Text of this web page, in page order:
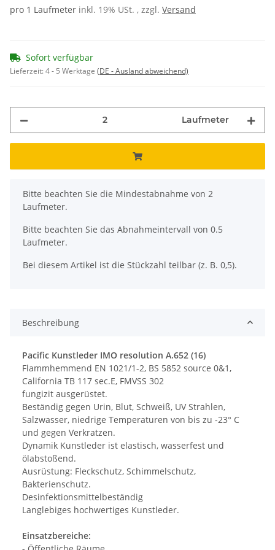
pro 1 Laufmeter inkl. 19% USt. , zzgl. Versand
Sofort verfügbar
Lieferzeit:4 - 5 Werktage (DE - Ausland abweichend)
Laufmeter
x
Bitte beachten Sie die Mindestabnahme von 2
Laufmeter.
Bitte beachten Sie das Abnahmeintervall von 0.5
Laufmeter.
Bei diesem Artikel ist die Stückzahl teilbar (z. B. 0,5).
Beschreibung
Pacific Kunstleder IMO resolution A.652 (16)
Flammhemmend EN 1021/1-2, BS 5852 source 0&1,
California TB 117 sec.E, FMVSS 302
fungizit ausgerüstet.
Beständig gegen Urin, Blut, Schweiß, UV Strahlen,
Salzwasser, niedrige Temperaturen von bis zu -23° C
und gegen Verkratzen.
Dynamik Kunstleder ist elastisch, wasserfest und
ölabstoßend.
Ausrüstung: Fleckschutz, Schimmelschutz,
Bakterienschutz.
Desinfektionsmittelbeständig
Langlebiges hochwertiges Kunstleder.
Einsatzbereiche: